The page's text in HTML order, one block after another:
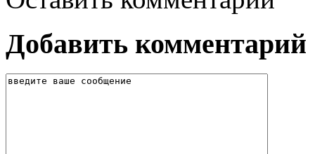
Добавить комментарий